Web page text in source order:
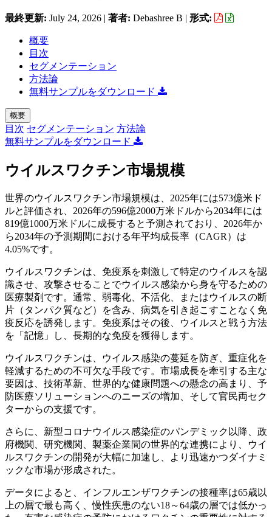
最終更新: July 24, 2026 | 著者: Debashree B | 形式:
概要
目次
セグメンテーション
方法論
無料サンプルをダウンロード
概要
目次 セグメンテーション 方法論
無料サンプルをダウンロード
ウイルスワクチン市場規模
世界のウイルスワクチン市場規模は、2025年には573億米ド
ルと評価され、2026年の596億2000万米ドルから2034年には
819億1000万米ドルに成長すると予測されており、2026年か
ら2034年の予測期間における年平均成長率（CAGR）は
4.05%です。
ウイルスワクチンは、免疫系を刺激して特定のウイルスを認
識させ、攻撃させることでウイルス感染から身を守るための
医療製剤です。通常、弱毒化、不活化、またはウイルスの断
片（タンパク質など）を含み、病気を引き起こすことなく免
疫反応を誘発します。免疫系はその後、ウイルスと戦う方法
を「記憶」し、長期的な免疫を獲得します。
ウイルスワクチンは、ウイルス感染の蔓延を防ぎ、重症化を
軽減するための不可欠な手段です。市場成長を牽引する主な
要因は、技術革新、世界的な健康問題への懸念の高まり、予
防医療ソリューションへのニーズの増加、そして官民両セク
ターからの支援です。
さらに、新型コロナウイルス感染症のパンデミック以降、政
府機関、研究機関、製薬企業間の世界的な連携により、ウイ
ルスワクチンの開発が大幅に加速し、より迅速かつダイナミ
ックな市場が形成された。
データによると、インフルエンザワクチンの接種率は65歳以
上の層で最も高く、慢性疾患のない18～64歳の層では低かっ